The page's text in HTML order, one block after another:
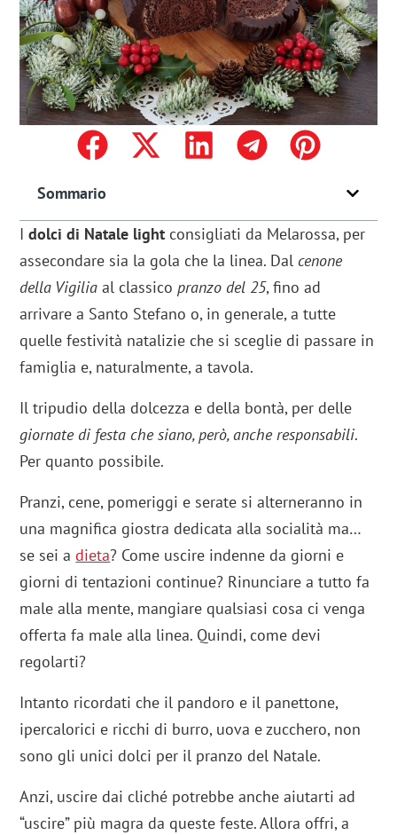
Sommario
Idolci di Natale light consigliati da Melarossa, per
assecondare sia la gola che la linea. Dal cenone
della Vigilia al classicopranzo del 25, fino ad
arrivare a Santo Stefano o, in generale, a tutte
quelle festività natalizie che si sceglie di passare in
famiglia e, naturalmente, a tavola.
Il tripudio della dolcezza e della bontà, per delle
giornate di festa che siano, però, anche responsabili.
Per quanto possibile.
Pranzi, cene, pomeriggi e serate si alterneranno in
una magnifica giostra dedicata alla socialità ma…
se sei adieta? Come uscire indenne da giorni e
giorni di tentazioni continue? Rinunciare a tutto fa
male alla mente, mangiare qualsiasi cosa ci venga
offerta fa male alla linea. Quindi, come devi
regolarti?
Intanto ricordati che il pandoro e il panettone,
ipercalorici e ricchi di burro, uova e zucchero, non
sono gli unici dolci per il pranzo del Natale.
Anzi, uscire dai cliché potrebbe anche aiutarti ad
“uscire” più magra da queste feste. Allora offri, a